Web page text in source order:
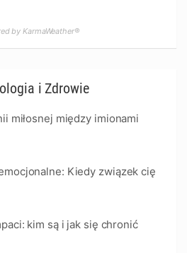
i Zdrowie
miłosnej między imionami
Kiedy związek cię
kim są i jak się chronić
by KarmaWeather®